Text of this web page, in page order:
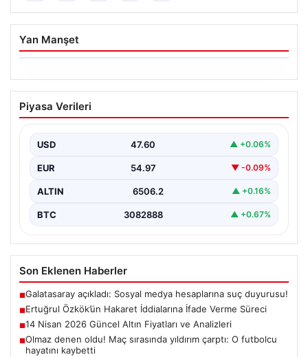
Yan Manşet
Ertuğrul Özkök’ün Hakaret İddialarına
İfade Verme Süreci
Cumhurbaşkanına hakaret iddialarıyla yürütülen
soruşturma kapsamında İstanbul Adalet…
Piyasa Verileri
USD 47.60 ▲ +0.06%
EUR 54.97 ▼ -0.09%
ALTIN 6506.2 ▲ +0.16%
BTC 3082888 ▲ +0.67%
Son Eklenen Haberler
■Galatasaray açıkladı: Sosyal medya hesaplarına suç duyurusu!
■Ertuğrul Özkök’ün Hakaret İddialarına İfade Verme Süreci
■14 Nisan 2026 Güncel Altın Fiyatları ve Analizleri
■Olmaz denen oldu! Maç sırasında yıldırım çarptı: O futbolcu
hayatını kaybetti